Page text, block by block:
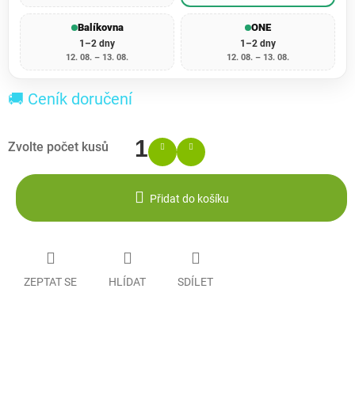
Balíkovna
1–2 dny
12. 08. – 13. 08.
ONE
1–2 dny
12. 08. – 13. 08.
🚚 Ceník doručení
Přidat do košíku
ZEPTAT SE HLÍDAT SDÍLET